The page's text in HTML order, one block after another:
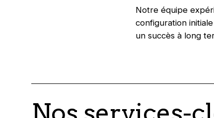
Notre équipe
configuration
un succès à long